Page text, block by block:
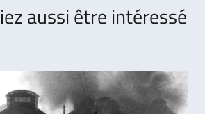
aussi être intéressé